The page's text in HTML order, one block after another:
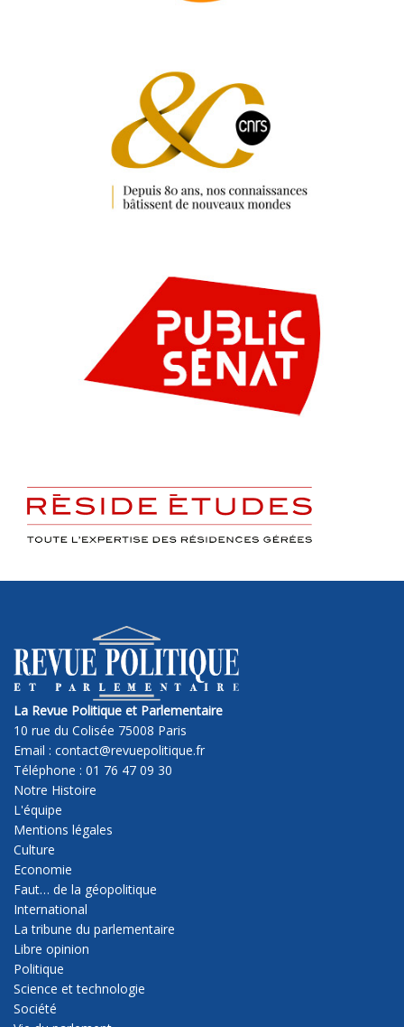
La Revue Politique et Parlementaire
10 rue du Colisée 75008 Paris
Email : contact@revuepolitique.fr
Téléphone : 01 76 47 09 30
Notre Histoire
L'équipe
Mentions légales
Culture
Economie
Faut… de la géopolitique
International
La tribune du parlementaire
Libre opinion
Politique
Science et technologie
Société